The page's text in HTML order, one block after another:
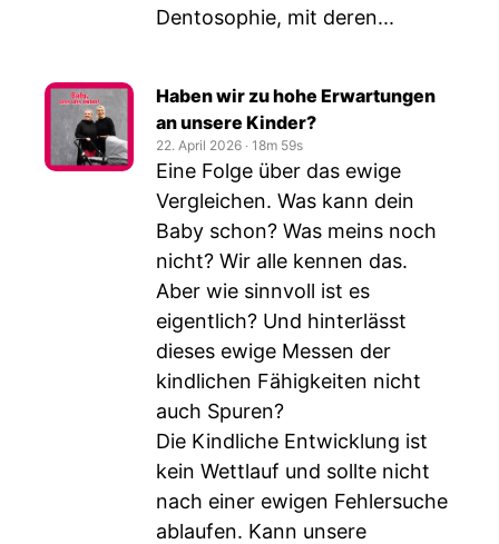
Dentosophie, mit deren...
Haben wir zu hohe Erwartungen
an unsere Kinder?
22. April 2026 ‧ 18m 59s
Eine Folge über das ewige
Vergleichen. Was kann dein
Baby schon? Was meins noch
nicht? Wir alle kennen das.
Aber wie sinnvoll ist es
eigentlich? Und hinterlässt
dieses ewige Messen der
kindlichen Fähigkeiten nicht
auch Spuren?
Die Kindliche Entwicklung ist
kein Wettlauf und sollte nicht
nach einer ewigen Fehlersuche
ablaufen. Kann unsere